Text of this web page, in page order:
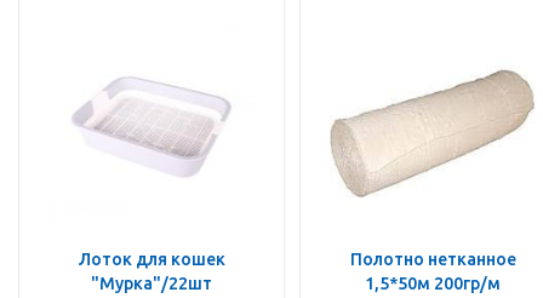
Лоток для кошек
"Мурка"/22шт
Полотно нетканное
1,5*50м 200гр/м